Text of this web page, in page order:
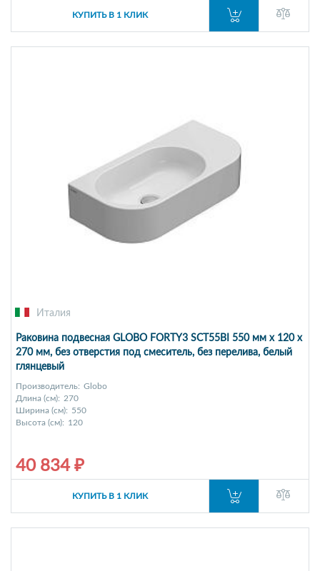
КУПИТЬ В 1 КЛИК
Италия
Раковина подвесная GLOBO FORTY3 SCT55BI 550 мм х 120 х
270 мм, без отверстия под смеситель, без перелива, белый
глянцевый
Производитель: Globo
Длина (см): 270
Ширина (см): 550
Высота (см): 120
40 834 ₽
КУПИТЬ В 1 КЛИК